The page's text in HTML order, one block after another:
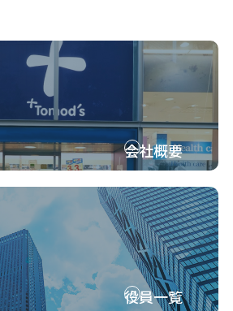
会社概要
役員一覧